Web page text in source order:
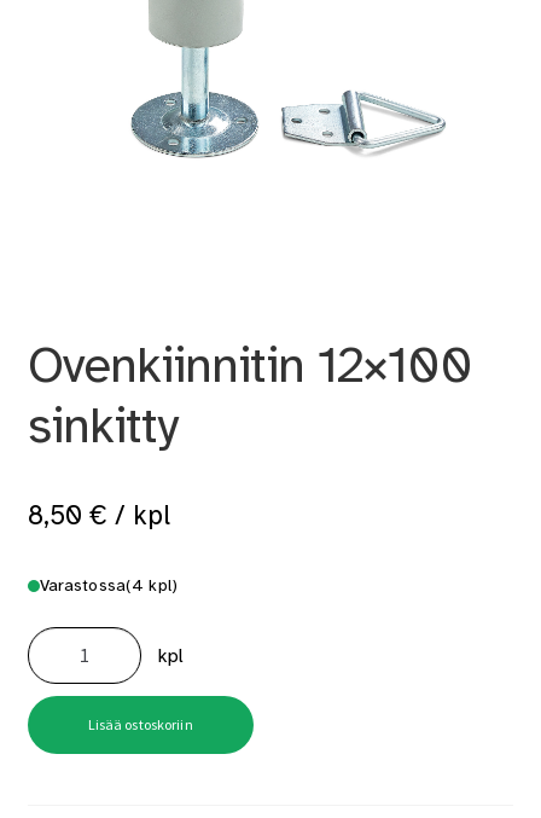
Ovenkiinnitin 12×100
sinkitty
8,50 € / kpl
Varastossa(4 kpl)
Ovenkiinnitin
12x100
sinkitty
määrä
kpl
Lisää ostoskoriin